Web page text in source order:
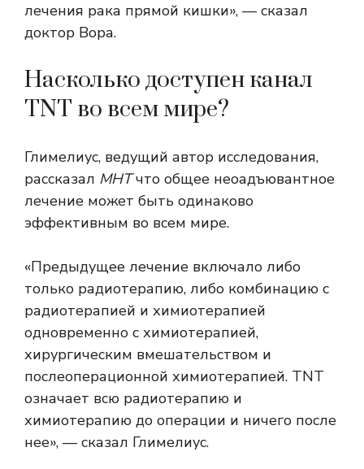
лечения рака прямой кишки», — сказал
доктор Вора.
Насколько доступен канал
TNT во всем мире?
Глимелиус, ведущий автор исследования,
рассказал МНТчто общее неоадъювантное
лечение может быть одинаково
эффективным во всем мире.
«Предыдущее лечение включало либо
только радиотерапию, либо комбинацию с
радиотерапией и химиотерапией
одновременно с химиотерапией,
хирургическим вмешательством и
послеоперационной химиотерапией. TNT
означает всю радиотерапию и
химиотерапию до операции и ничего после
нее», — сказал Глимелиус.